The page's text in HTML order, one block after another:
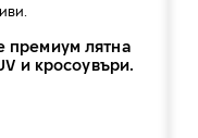
премиум лятна
и кросоувъри.